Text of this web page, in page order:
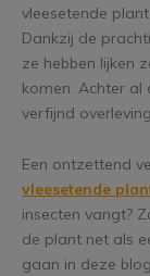
vleesetende
Dankzij de
ze hebben lijken
komen. Achter al
verfijnd
Een ontzettend
vleesetende
insecten vangt?
de plant net als
gaan in deze